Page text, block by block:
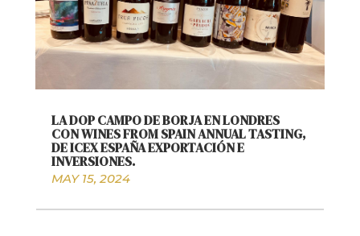
LA DOP CAMPO DE BORJA EN LONDRES
CON WINES FROM SPAIN ANNUAL TASTING,
DE ICEX ESPAÑA EXPORTACIÓN E
INVERSIONES.
MAY 15, 2024